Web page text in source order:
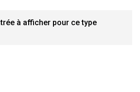
à afficher pour ce type